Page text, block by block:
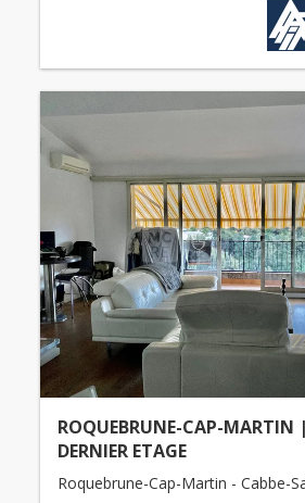
ROQUEBRUNE-CAP-MARTIN
DERNIER ETAGE
Roquebrune-Cap-Martin - Cabbe-